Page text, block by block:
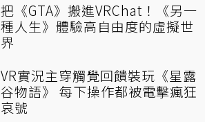
把《GTA》搬進VRChat！《另一
種人生》體驗高自由度的虛擬世
界
VR實況主穿觸覺回饋裝玩《星露
谷物語》 每下操作都被電擊瘋狂
哀號